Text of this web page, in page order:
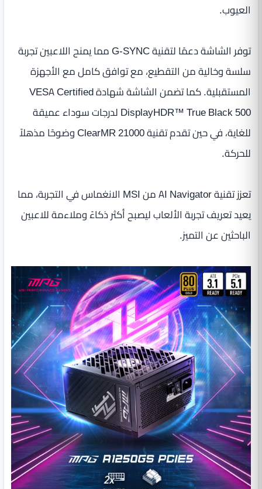
العيوب.
توفر الشاشة دعمًا لتقنية G-SYNC مما يمنح اللاعبين تجربة
سلسة وخالية من التقطيع، مع توافق كامل مع الأجهزة
المستقبلية. كما تضمن الشاشة شهادة VESA Certified
DisplayHDR™ True Black 500 لدرجات سوداء عميقة
للغاية، في حين تقدم تقنية ClearMR 21000 وضوحًا مذهلاً
للحركة.
تعزز تقنية AI Navigator من MSI الانغماس في التجربة، مما
يعيد تعريف تجربة الألعاب ليصبح أكثر ذكاءً وملاءمة للاعبين
الباحثين عن التميز.